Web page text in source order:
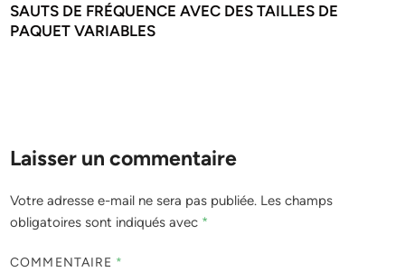
SAUTS DE FRÉQUENCE AVEC DES TAILLES DE
PAQUET VARIABLES
Laisser un commentaire
Votre adresse e-mail ne sera pas publiée. Les champs
obligatoires sont indiqués avec *
COMMENTAIRE *